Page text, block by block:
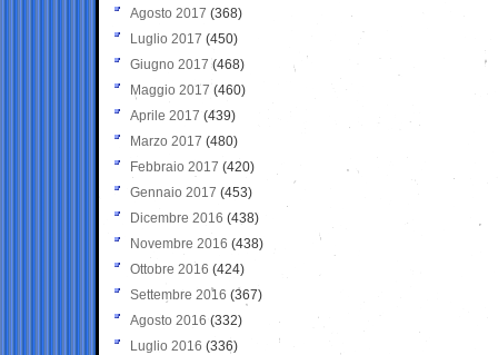
Agosto 2017 (368)
Luglio 2017 (450)
Giugno 2017 (468)
Maggio 2017 (460)
Aprile 2017 (439)
Marzo 2017 (480)
Febbraio 2017 (420)
Gennaio 2017 (453)
Dicembre 2016 (438)
Novembre 2016 (438)
Ottobre 2016 (424)
Settembre 2016 (367)
Agosto 2016 (332)
Luglio 2016 (336)